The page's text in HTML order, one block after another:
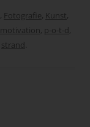
, Fotografie, Kunst,
motivation, p-o-t-d,
strand.